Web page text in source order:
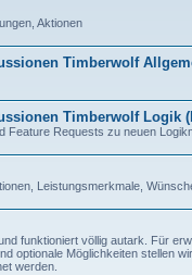
Aktionen
Timberwolf
Timberwolf Logik
Feature Requests zu neuen
Leistungsmerkmale,
funktioniert völlig autark. Für
optionale Möglichkeiten stellen
werden.